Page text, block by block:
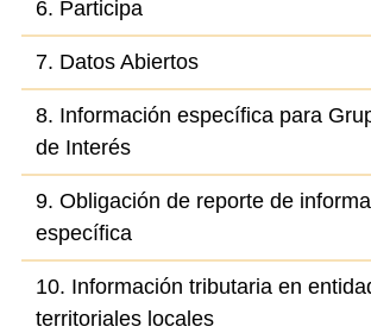
6. Participa
7. Datos Abiertos
8. Información específica para
de Interés
9. Obligación de reporte de
específica
10. Información tributaria en
territoriales locales